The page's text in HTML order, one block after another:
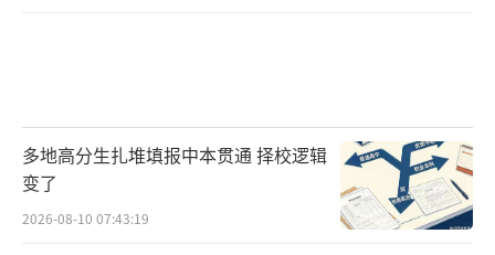
多地高分生扎堆填报中本贯通 择校逻辑
变了
2026-08-10 07:43:19